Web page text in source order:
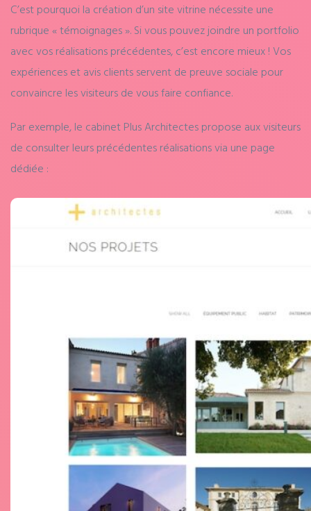
C’est pourquoi la création d’un site vitrine nécessite une
rubrique « témoignages ». Si vous pouvez joindre un portfolio
avec vos réalisations précédentes, c’est encore mieux ! Vos
expériences et avis clients servent de preuve sociale pour
convaincre les visiteurs de vous faire confiance.
Par exemple, le cabinet Plus Architectes propose aux visiteurs
de consulter leurs précédentes réalisations via une page
dédiée :